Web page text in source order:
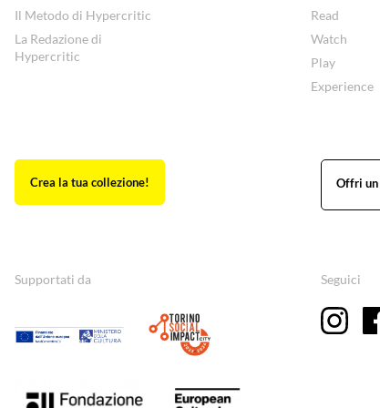
Il Metodo di Hypercritic
La Redazione di
Hypercritic
Read
Watch
Play
Experience
Supportati da Seguici